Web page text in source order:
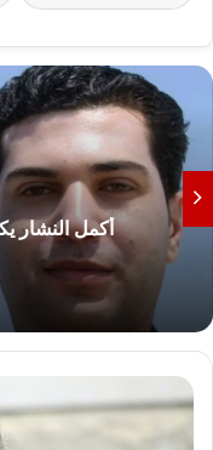
أكمل النشار
ش
ك